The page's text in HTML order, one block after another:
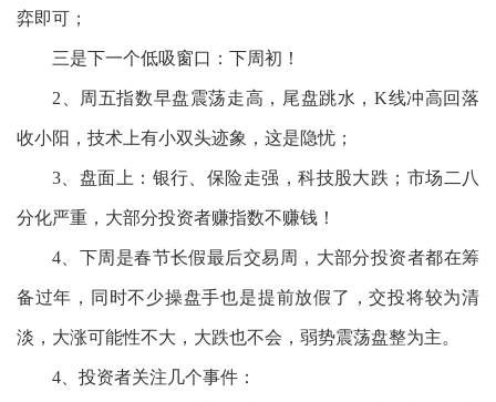
弈即可；
三是下一个低吸窗口：下周初！
2 、周五指数早盘震荡走高，尾盘跳水，K线冲高回落
收小阳，技术上有小双头迹象，这是隐忧；
3、盘面上：银行、保险走强，科技股大跌；市场二八
分化严重，大部分投资者赚指数不赚钱！
4、下周是春节长假最后交易周，大部分投资者都在筹
备过年，同时不少操盘手也是提前放假了，交投将较为清
淡，大涨可能性不大，大跌也不会，弱势震荡盘整为主。
4、投资者关注几个事件：